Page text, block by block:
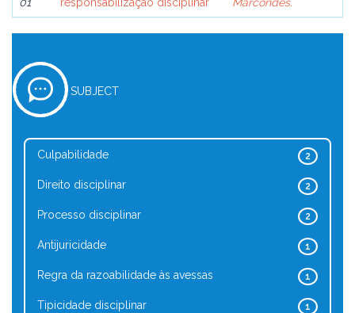
SUBJECT
2
Culpabilidade
2
Direito disciplinar
2
Processo disciplinar
1
Antijuricidade
1
Regra da razoabilidade às avessas
1
Tipicidade disciplinar